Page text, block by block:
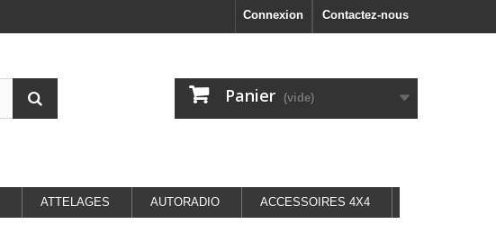
Contactez-nous
Connexion
Panier (vide)
ATTELAGES AUTORADIO ACCESSOIRES 4X4